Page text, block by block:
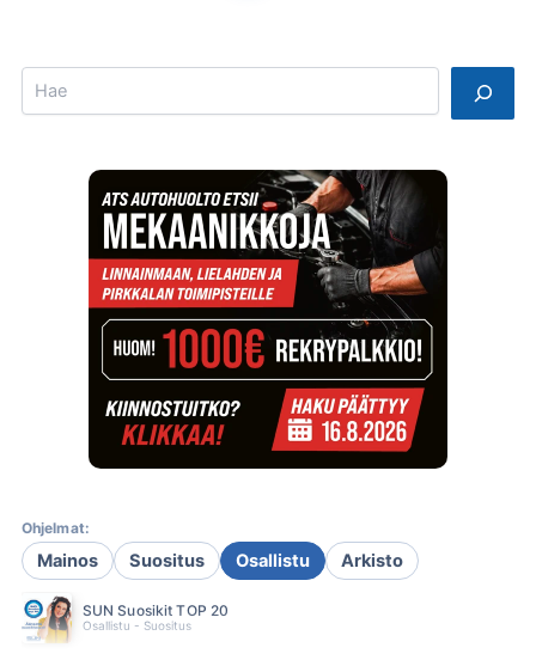
Ohjelmat:
Mainos Suositus Osallistu Arkisto
SUN Suosikit TOP 20
Osallistu - Suositus